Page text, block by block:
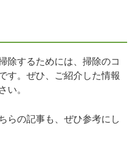
除するためには、掃除のコ
す。ぜひ、ご紹介した情報
い。
らの記事も、ぜひ参考にし